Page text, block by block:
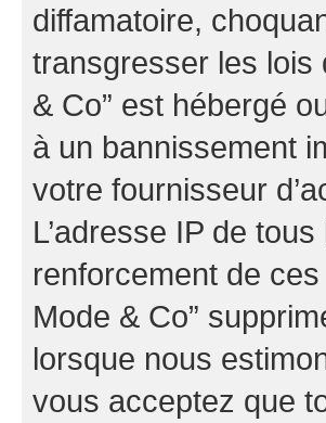
diffamatoire,
transgresser les lois
& Co” est hébergé
à un bannissement
votre fournisseur
L’adresse IP de
renforcement de
Mode & Co”
lorsque nous
vous acceptez que